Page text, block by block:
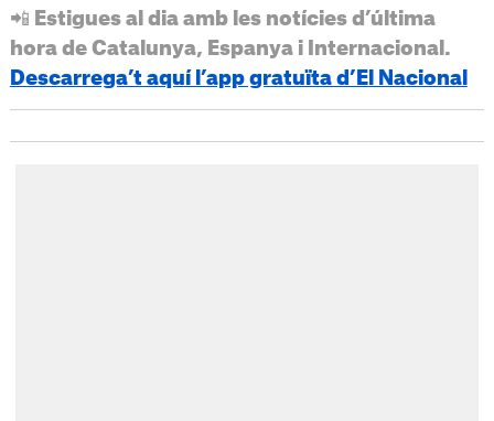
📲 Estigues al dia amb les notícies d’última
hora de Catalunya, Espanya i Internacional.
Descarrega’t aquí l’app gratuïta d’El Nacional